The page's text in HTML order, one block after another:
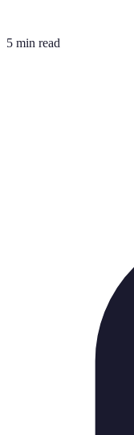
5 min read